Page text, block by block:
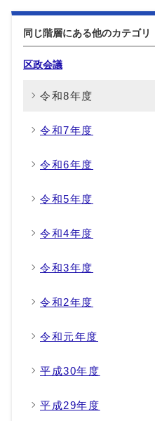
同じ階層にある他のカテゴリ
区政会議
令和8年度
令和7年度
令和6年度
令和5年度
令和4年度
令和3年度
令和2年度
令和元年度
平成30年度
平成29年度